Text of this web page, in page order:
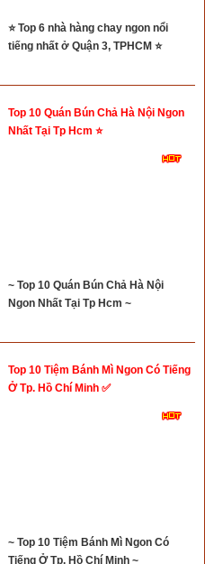
⭐ Top 6 nhà hàng chay ngon nổi
tiếng nhất ở Quận 3, TPHCM ⭐
Top 10 Quán Bún Chả Hà Nội Ngon
Nhất Tại Tp Hcm ⭐
~ Top 10 Quán Bún Chả Hà Nội
Ngon Nhất Tại Tp Hcm ~
Top 10 Tiệm Bánh Mì Ngon Có Tiếng
Ở Tp. Hồ Chí Minh ✅
~ Top 10 Tiệm Bánh Mì Ngon Có
Tiếng Ở Tp. Hồ Chí Minh ~